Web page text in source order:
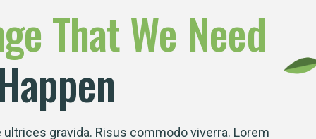
ThatWe Need
gravida. Risus commodo viverra. Lorem